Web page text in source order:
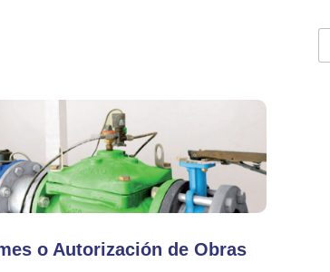
o Autorización de Obras